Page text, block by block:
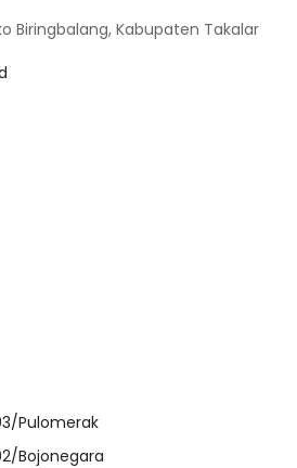
Biringbalang, Kabupaten Takalar
Pulomerak
Bojonegara